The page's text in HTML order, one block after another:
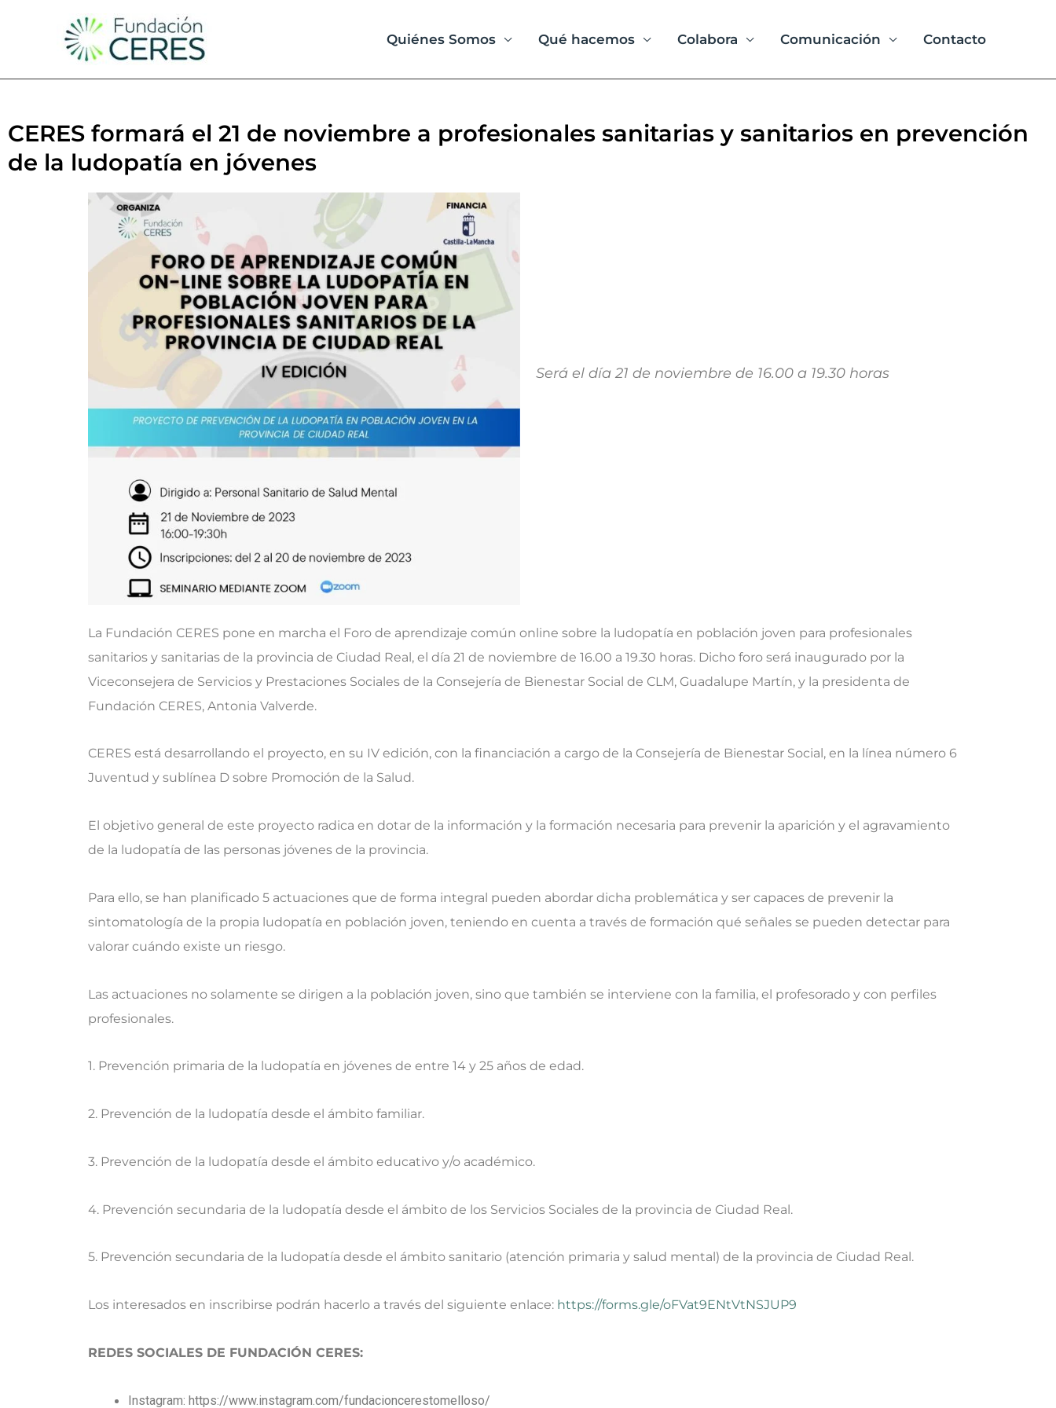
Quiénes Somos Qué hacemos Colabora Comunicación Contacto
CERES formará el 21 de noviembre a profesionales sanitarias y sanitarios en prevención
de la ludopatía en jóvenes
Será el día 21 de noviembre de 16.00 a 19.30 horas
La Fundación CERES pone en marcha el Foro de aprendizaje común online sobre la ludopatía en población joven para profesionales
sanitarios y sanitarias de la provincia de Ciudad Real, el día 21 de noviembre de 16.00 a 19.30 horas. Dicho foro será inaugurado por la
Viceconsejera de Servicios y Prestaciones Sociales de la Consejería de Bienestar Social de CLM, Guadalupe Martín, y la presidenta de
Fundación CERES, Antonia Valverde.
CERES está desarrollando el proyecto, en su IV edición, con la financiación a cargo de la Consejería de Bienestar Social, en la línea número 6
Juventud y sublínea D sobre Promoción de la Salud.
El objetivo general de este proyecto radica en dotar de la información y la formación necesaria para prevenir la aparición y el agravamiento
de la ludopatía de las personas jóvenes de la provincia.
Para ello, se han planificado 5 actuaciones que de forma integral pueden abordar dicha problemática y ser capaces de prevenir la
sintomatología de la propia ludopatía en población joven, teniendo en cuenta a través de formación qué señales se pueden detectar para
valorar cuándo existe un riesgo.
Las actuaciones no solamente se dirigen a la población joven, sino que también se interviene con la familia, el profesorado y con perfiles
profesionales.
1. Prevención primaria de la ludopatía en jóvenes de entre 14 y 25 años de edad.
2. Prevención de la ludopatía desde el ámbito familiar.
3. Prevención de la ludopatía desde el ámbito educativo y/o académico.
4. Prevención secundaria de la ludopatía desde el ámbito de los Servicios Sociales de la provincia de Ciudad Real.
5. Prevención secundaria de la ludopatía desde el ámbito sanitario (atención primaria y salud mental) de la provincia de Ciudad Real.
Los interesados en inscribirse podrán hacerlo a través del siguiente enlace: https://forms.gle/oFVat9ENtVtNSJUP9
REDES SOCIALES DE FUNDACIÓN CERES:
Instagram: https://www.instagram.com/fundacioncerestomelloso/